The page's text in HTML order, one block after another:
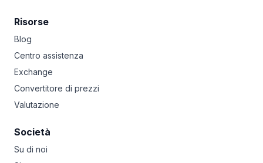
Risorse
Blog
Centro assistenza
Exchange
Convertitore di prezzi
Valutazione
Società
Su di noi